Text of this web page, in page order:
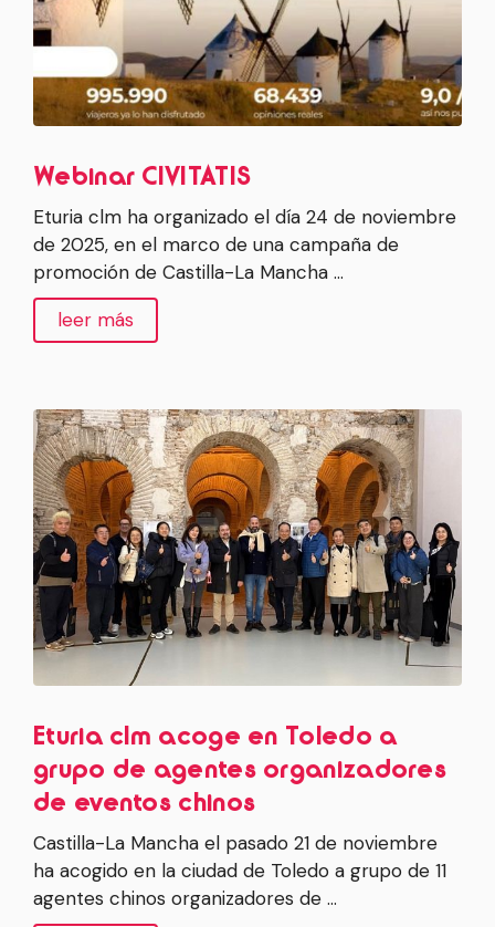
Webinar CIVITATIS
Eturia clm ha organizado el día 24 de noviembre
de 2025, en el marco de una campaña de
promoción de Castilla-La Mancha …
leer más
Eturia clm acoge en Toledo a
grupo de agentes organizadores
de eventos chinos
Castilla-La Mancha el pasado 21 de noviembre
ha acogido en la ciudad de Toledo a grupo de 11
agentes chinos organizadores de …